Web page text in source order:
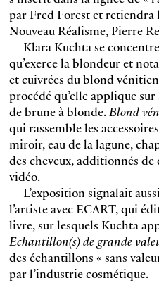
par Fred Forest et
Nouveau Réalisme, Pierre
Klara Kuchta se
qu’exerce la blondeur et
et cuivrées du blond
procédé qu’elle applique
de brune à blonde.Blond
qui rassemble les
miroir, eau de la lagune,
des cheveux, additionnés de
vidéo.
L’exposition signalait
l’artiste avec ECART, qui
livre, sur lesquels Kuchta
Echantillon(s) de grande
des échantillons « sans
par l’industrie cosmétique.